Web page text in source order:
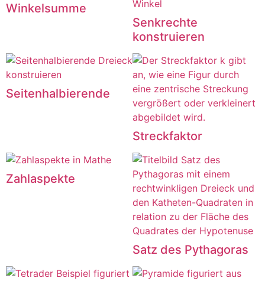
Winkelsumme
Senkrechte
konstruieren
Seitenhalbierende
Streckfaktor
Zahlaspekte
Satz des Pythagoras